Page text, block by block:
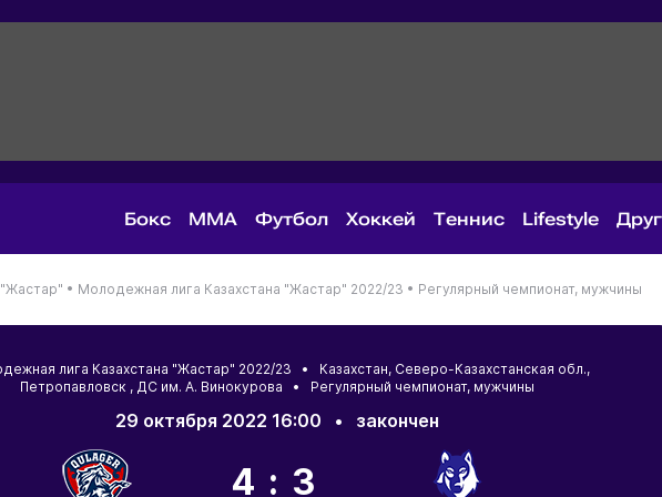
Бокс MMA Футбол Хоккей Теннис Lifestyle
• Молодежная лига Казахстана "Жастар" 2022/23 • Регулярный чемпионат, мужчины
лига Казахстана "Жастар" 2022/23 • Казахстан, Северо-Казахстанская обл.,
Петропавловск , ДС им. А. Винокурова • Регулярный чемпионат, мужчины
29 октября 2022 16:00 • закончен
4:3